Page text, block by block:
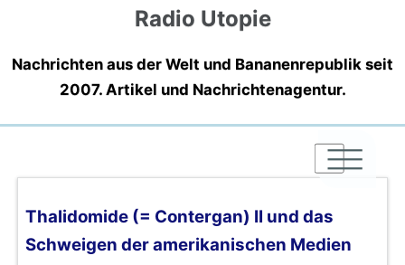
Radio Utopie
Nachrichten aus der Welt und Bananenrepublik seit
2007. Artikel und Nachrichtenagentur.
|
|
|
Thalidomide (= Contergan) II und das
Schweigen der amerikanischen Medien